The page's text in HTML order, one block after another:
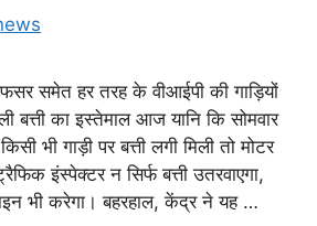
समेत हर तरह के वीआईपी की गाड़ियों
बत्ती का इस्तेमाल आज यानि कि सोमवार
भी गाड़ी पर बत्ती लगी मिली तो मोटर
इंस्पेक्टर न सिर्फ बत्ती उतरवाएगा,
भी करेगा। बहरहाल, केंद्र ने यह …